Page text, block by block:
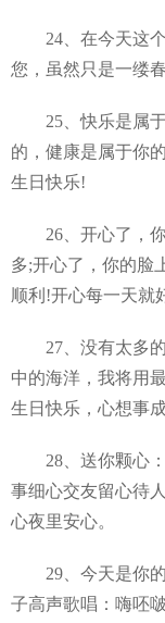
24、在今天这个
您，虽然只是一缕
25、快乐是属于
的，健康是属于你
生日快乐!
26、开心了，你
多;开心了，你的脸
顺利!开心每一天就
27、没有太多的
中的海洋，我将用
生日快乐，心想事
28、送你颗心：
事细心交友留心待
心夜里安心。
29、今天是你的
子高声歌唱：嗨呸